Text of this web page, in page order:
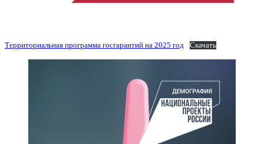
Территориальная программа госгарантий на 2025 год Скачать